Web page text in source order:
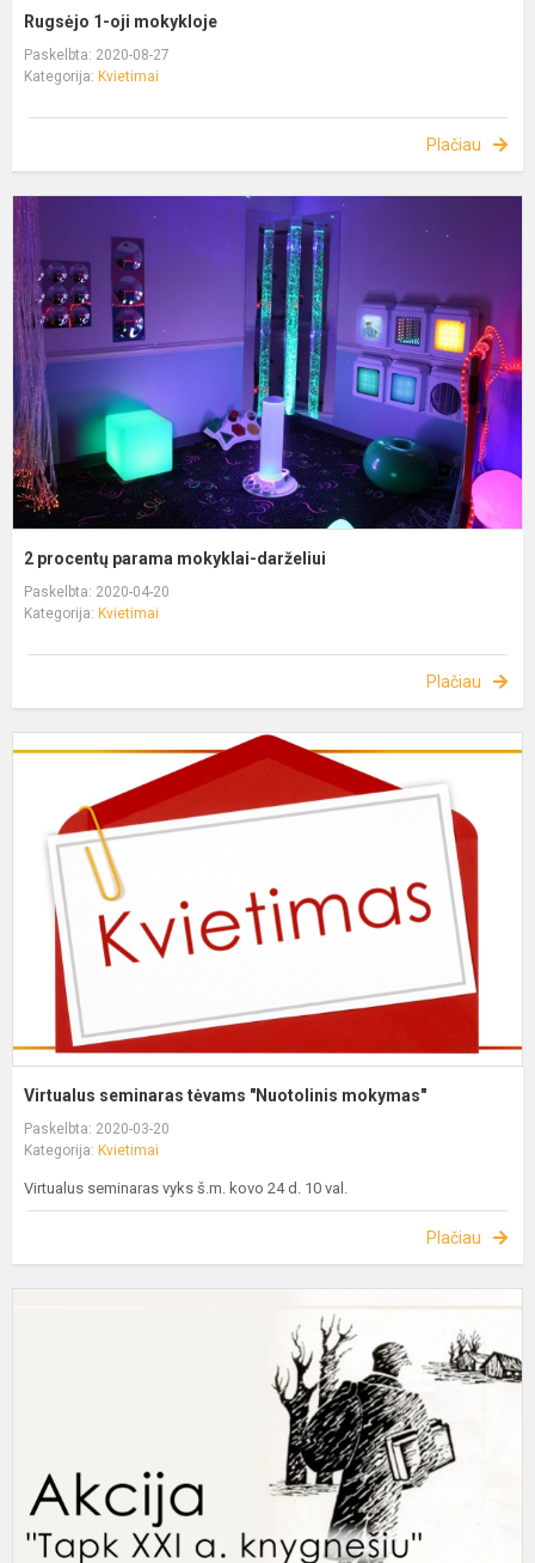
Rugsėjo 1-oji mokykloje
Paskelbta: 2020-08-27
Kategorija: Kvietimai
Plačiau
2 procentų parama mokyklai-darželiui
Paskelbta: 2020-04-20
Kategorija: Kvietimai
Plačiau
Virtualus seminaras tėvams "Nuotolinis mokymas"
Paskelbta: 2020-03-20
Kategorija: Kvietimai
Virtualus seminaras vyks š.m. kovo 24 d. 10 val.
Plačiau